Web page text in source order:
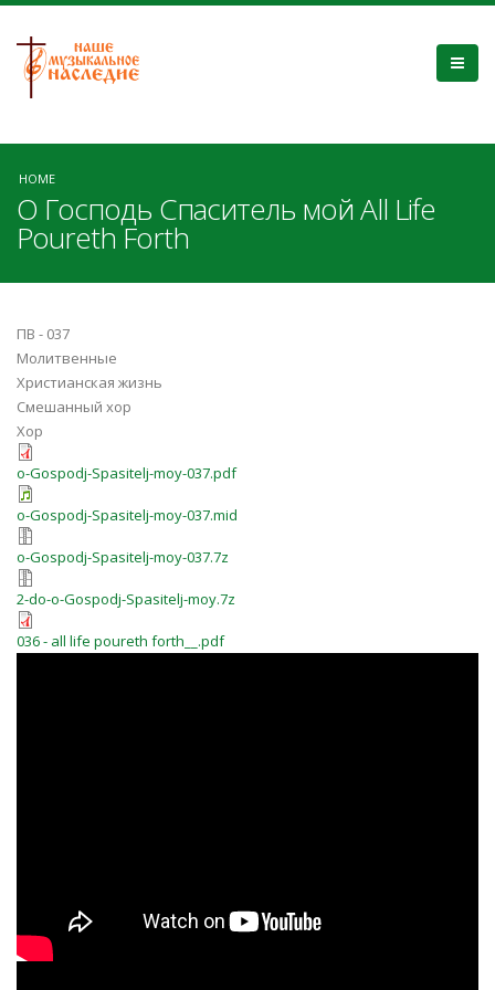
HOME
О Господь Спаситель мой All Life
Poureth Forth
ПВ - 037
Молитвенные
Христианская жизнь
Смешанный хор
Хор
o-Gospodj-Spasitelj-moy-037.pdf
o-Gospodj-Spasitelj-moy-037.mid
o-Gospodj-Spasitelj-moy-037.7z
2-do-o-Gospodj-Spasitelj-moy.7z
036 - all life poureth forth__.pdf